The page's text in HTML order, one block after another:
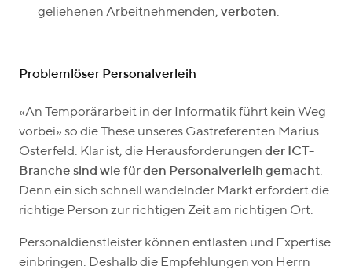
geliehenen Arbeitnehmenden, verboten.
Problemlöser Personalverleih
«An Temporärarbeit in der Informatik führt kein Weg
vorbei» so die These unseres Gastreferenten Marius
Osterfeld. Klar ist, die Herausforderungen der ICT-
Branche sind wie für den Personalverleih gemacht.
Denn ein sich schnell wandelnder Markt erfordert die
richtige Person zur richtigen Zeit am richtigen Ort.
Personaldienstleister können entlasten und Expertise
einbringen. Deshalb die Empfehlungen von Herrn